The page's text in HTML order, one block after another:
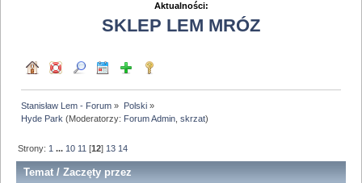
Aktualności:
SKLEP LEM MRÓZ
Stanisław Lem - Forum » Polski»
Hyde Park (Moderatorzy: Forum Admin ,skrzat)
Strony: 1 ... 10 11 [12] 13 14
Temat /Zaczęty przez